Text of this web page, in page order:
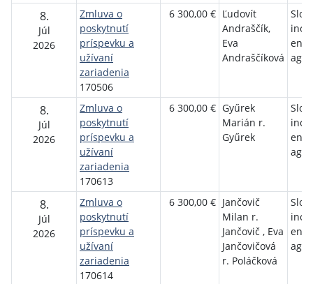
8.
Júl
2026
Zmluva o
poskytnutí
príspevku a
užívaní
zariadenia
170506
6 300,00 € Ľudovít
Andraščík,
Eva
Andraščíková
8.
Júl
2026
Zmluva o
poskytnutí
príspevku a
užívaní
zariadenia
170613
6 300,00 € Gyűrek
Marián r.
Gyűrek
8.
Júl
2026
Zmluva o
poskytnutí
príspevku a
užívaní
zariadenia
170614
6 300,00 € Jančovič
Milan r.
Jančovič , Eva
Jančovičová
r. Poláčková